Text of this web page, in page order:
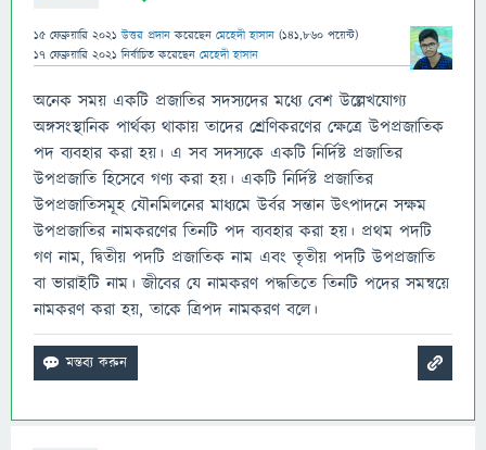
15 ফেব্রুয়ারি 2021 উত্তর প্রদান করেছেন মেহেদী হাসান (141,860 পয়েন্ট)
17 ফেব্রুয়ারি 2021 নির্বাচিত করেছেন মেহেদী হাসান
অনেক সময় একটি প্রজাতির সদস্যদের মধ্যে বেশ উল্লেখযােগ্য
অঙ্গসংস্থানিক পার্থক্য থাকায় তাদের শ্রেণিকরণের ক্ষেত্রে উপপ্রজাতিক
পদ ব্যবহার করা হয়। এ সব সদস্যকে একটি নির্দিষ্ট প্রজাতির
উপপ্রজাতি হিসেবে গণ্য করা হয়। একটি নির্দিষ্ট প্রজাতির
উপপ্রজাতিসমূহ যৌনমিলনের মাধ্যমে উর্বর সন্তান উৎপাদনে সক্ষম
উপপ্রজাতির নামকরণের তিনটি পদ ব্যবহার করা হয়। প্রথম পদটি
গণ নাম, দ্বিতীয় পদটি প্রজাতিক নাম এবং তৃতীয় পদটি উপপ্রজাতি
বা ভারাইটি নাম। জীবের যে নামকরণ পদ্ধতিতে তিনটি পদের সমন্বয়ে
নামকরণ করা হয়, তাকে ত্রিপদ নামকরণ বলে।